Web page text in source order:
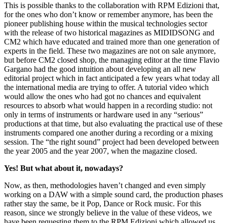
This is possible thanks to the collaboration with RPM Edizioni that,
for the ones who don’t know or remember anymore, has been the
pioneer publishing house within the musical technologies sector
with the release of two historical magazines as MIDIDSONG and
CM2 which have educated and trained more than one generation of
experts in the field. These two magazines are not on sale anymore,
but before CM2 closed shop, the managing editor at the time Flavio
Gargano had the good intuition about developing an all new
editorial project which in fact anticipated a few years what today all
the international media are trying to offer. A tutorial video which
would allow the ones who had got no chances and equivalent
resources to absorb what would happen in a recording studio: not
only in terms of instruments or hardware used in any “serious”
productions at that time, but also evaluating the practical use of these
instruments compared one another during a recording or a mixing
session. The “the right sound” project had been developed between
the year 2005 and the year 2007, when the magazine closed.
Yes! But what about it, nowadays?
Now, as then, methodologies haven’t changed and even simply
working on a DAW with a simple sound card, the production phases
rather stay the same, be it Pop, Dance or Rock music. For this
reason, since we strongly believe in the value of these videos, we